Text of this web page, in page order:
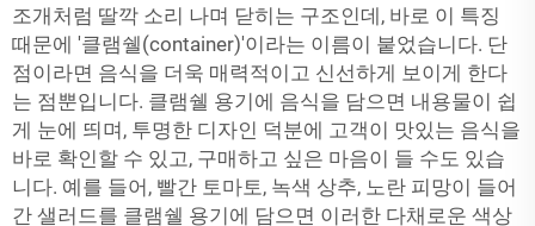
조개처럼 딸깍 소리 나며 닫히는 구조인데, 바로 이 특징
때문에 '클램쉘(container)'이라는 이름이 붙었습니다. 단
점이라면 음식을 더욱 매력적이고 신선하게 보이게 한다
는 점뿐입니다. 클램쉘 용기에 음식을 담으면 내용물이 쉽
게 눈에 띄며, 투명한 디자인 덕분에 고객이 맛있는 음식을
바로 확인할 수 있고, 구매하고 싶은 마음이 들 수도 있습
니다. 예를 들어, 빨간 토마토, 녹색 상추, 노란 피망이 들어
간 샐러드를 클램쉘 용기에 담으면 이러한 다채로운 색상